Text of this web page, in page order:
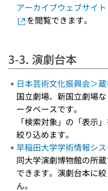
アーカイブウェブサイト
を閲覧できます。
3-3. 演劇台本
日本芸術文化振興会＞
国立劇場、新国立劇場
ータベースです。
「検索対象」の「表示
絞り込めます。
早稲田大学学術情報シ
同大学演劇博物館の所
できます。演劇台本に
ん。